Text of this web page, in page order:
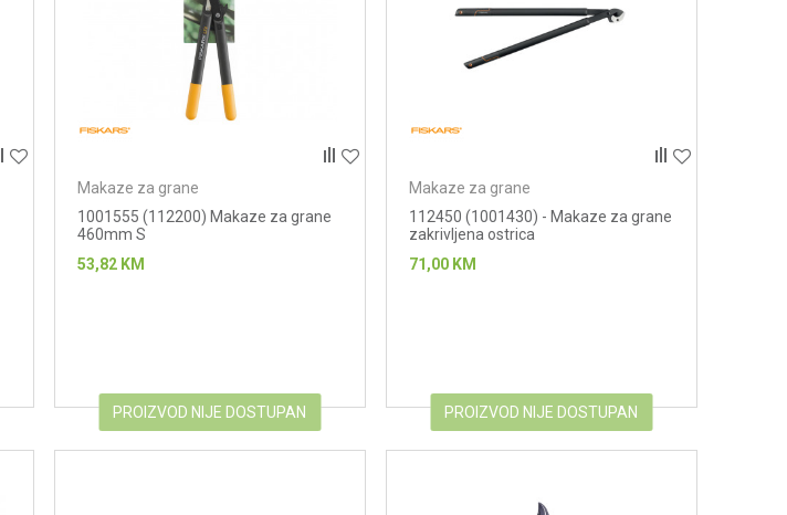
Makaze za grane
1001555 (112200) Makaze za grane
460mm S
53,82 KM
PROIZVOD NIJE DOSTUPAN
Makaze za grane
112450 (1001430) - Makaze za grane
zakrivljena ostrica
71,00 KM
PROIZVOD NIJE DOSTUPAN